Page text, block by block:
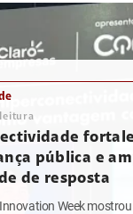
pública e
de resposta
Week